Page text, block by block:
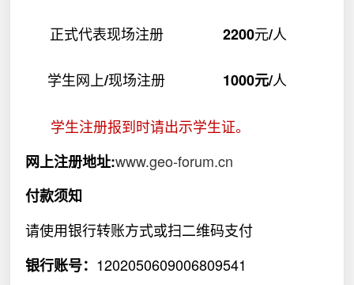
正式代表现场注册 2200元/人
学生网上/现场注册 1000元/人
学生注册报到时请出示学生证。
网上注册地址:www.geo-forum.cn
付款须知
请使用银行转账方式或扫二维码支付
银行账号： 1202050609006809541